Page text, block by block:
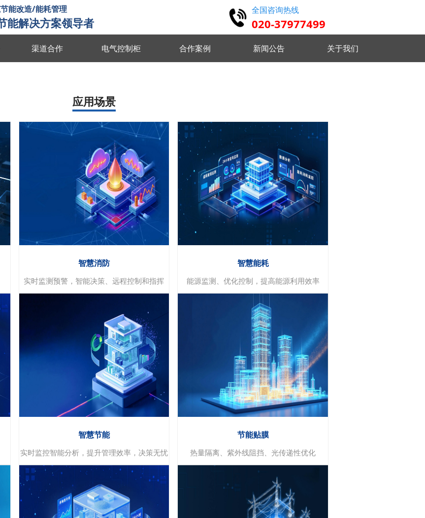
能改造/能耗管理
能解决方案领导者
全国咨询热线
020-37977499
理 运行习惯分析 数据驱动决策 提升管理效率 故障预测识别 实时监控分析 优化设备状态
维联
温度自动调节 改善空气质量 提升节能效率
智慧消防
实时监测预警 远程指挥控制 智能分析决策
监控运行状态 识别安全隐患 提升设备效率
视频诊断
多维度数据分析 自定义监测需求 灵活配置任务
远程自动控制 统一集中管理 自动调节温度
渠道合作 电气控制柜 合作案例 新闻公告 关于我们
应用场景
智慧消防
实时监测预警，智能决策、远程控制和指挥
智慧消防
实时监测和预警
远程控制和指挥
数据分析和智能决策
智慧能耗
能源监测、优化控制，提高能源利用效率
智慧耗能
数据分析与报告
智能优化
提醒与警报
智慧节能
实时监控智能分析，提升管理效率，决策无忧
节能贴膜
热量隔离、紫外线阻挡、光传递性优化